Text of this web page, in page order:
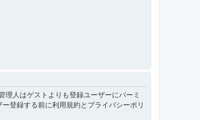
人はゲストよりも登録ユーザーにパーミ
登録する前に利用規約とプライバシーポリ